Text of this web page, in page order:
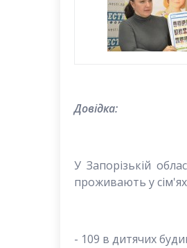
Довідка:
У Запорізькій
проживають у
- 109 в дитячих